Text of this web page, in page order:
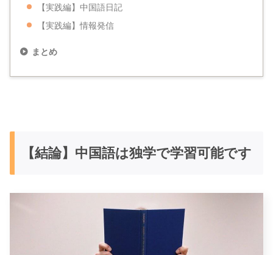
【実践編】中国語日記
【実践編】情報発信
まとめ
【結論】中国語は独学で学習可能です